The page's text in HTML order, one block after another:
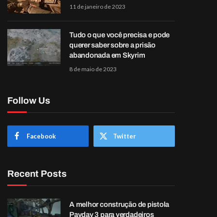
11 de janeiro de 2023
Tudo o que você precisa e pode
querer saber sobre a prisão
abandonada em Skyrim
8 de maio de 2023
Follow Us
Facebook Twitter
Recent Posts
A melhor construção de pistola
Payday 3 para verdadeiros